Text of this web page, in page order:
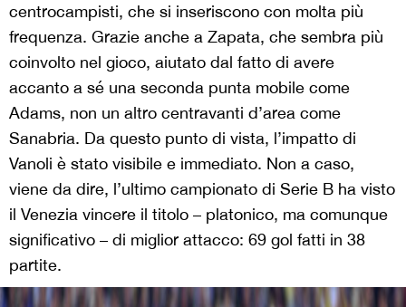
centrocampisti, che si inseriscono con molta più
frequenza. Grazie anche a Zapata, che sembra più
coinvolto nel gioco, aiutato dal fatto di avere
accanto a sé una seconda punta mobile come
Adams, non un altro centravanti d’area come
Sanabria. Da questo punto di vista, l’impatto di
Vanoli è stato visibile e immediato. Non a caso,
viene da dire, l’ultimo campionato di Serie B ha visto
il Venezia vincere il titolo – platonico, ma comunque
significativo – di miglior attacco: 69 gol fatti in 38
partite.